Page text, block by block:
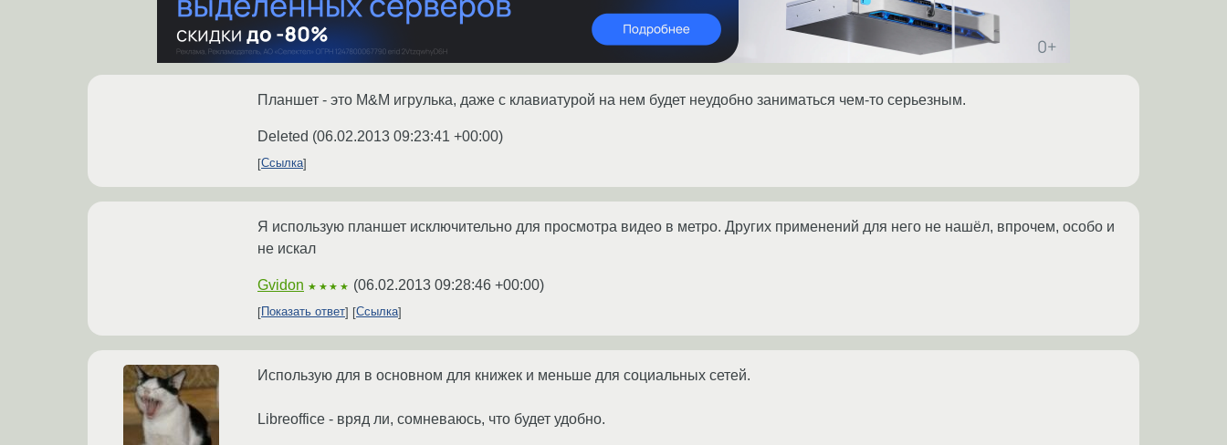
Планшет - это M&M игрулька, даже с клавиатурой на нем будет неудобно заниматься чем-то серьезным.
Deleted (06.02.2013 09:23:41 +00:00)
Ссылка
Я использую планшет исключительно для просмотра видео в метро. Других применений для него не нашёл, впрочем, особо и
не искал
Gvidon ★★★★ (06.02.2013 09:28:46 +00:00)
Показать ответ Ссылка
Использую для в основном для книжек и меньше для социальных сетей.
Libreoffice - вряд ли, сомневаюсь, что будет удобно.